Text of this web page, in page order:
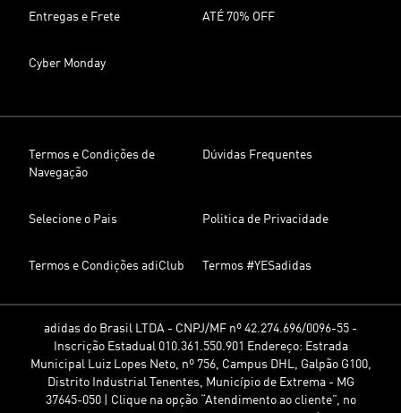
Entregas e Frete ATÉ 70% OFF
Cyber Monday
Termos e Condições de
Navegação
Dúvidas Frequentes
Selecione o Pais Politica de Privacidade
Termos e Condições adiClub Termos #YESadidas
adidas do Brasil LTDA - CNPJ/MF nº 42.274.696/0096-55 -
Inscrição Estadual 010.361.550.901 Endereço: Estrada
Municipal Luiz Lopes Neto, nº 756, Campus DHL, Galpão G100,
Distrito Industrial Tenentes, Município de Extrema - MG
37645-050 | Clique na opção “Atendimento ao cliente”, no